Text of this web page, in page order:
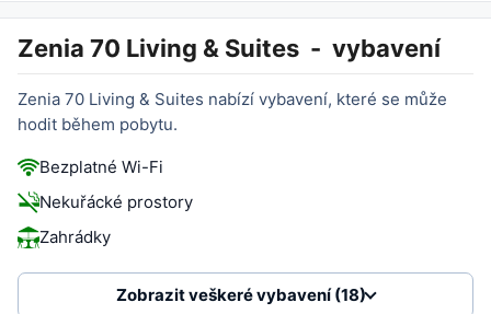
Zenia 70 Living & Suites - vybavení
Zenia 70 Living & Suites nabízí vybavení, které se může
hodit během pobytu.
Bezplatné Wi-Fi
Nekuřácké prostory
Zahrádky
Zobrazit veškeré vybavení (18)